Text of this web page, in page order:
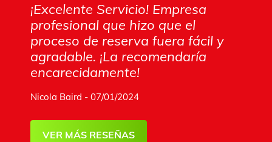
¡Excelente Servicio! Empresa
profesional que hizo que el
proceso de reserva fuera fácil y
agradable. ¡La recomendaría
encarecidamente!
Nicola Baird - 07/01/2024
VER MÁS RESEÑAS